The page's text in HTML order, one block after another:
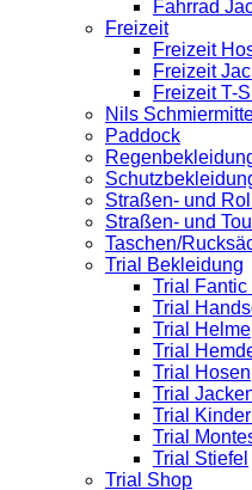
Fahrrad
Freizeit
Freizeit
Freizeit
Freizeit T-
Nils
Paddock
Straßen- und
Straßen- und
Taschen/
Trial Bekleidung
Trial
Trial
Trial Helme
Trial
Trial Hosen
Trial
Trial
Trial
Trial Stiefel
Trial Shop